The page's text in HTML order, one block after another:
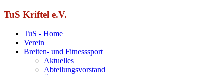
TuS Kriftel e.V.
TuS - Home
Verein
Breiten- und Fitnesssport
Aktuelles
Abteilungsvorstand